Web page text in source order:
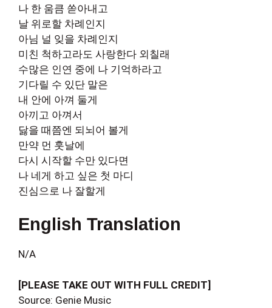
나 한 움큼 쏟아내고
날 위로할 차례인지
아님 널 잊을 차례인지
미친 척하고라도 사랑한다 외칠래
수많은 인연 중에 나 기억하라고
기다릴 수 있단 말은
내 안에 아껴 둘게
아끼고 아껴서
닳을 때쯤엔 되뇌어 볼게
만약 먼 훗날에
다시 시작할 수만 있다면
나 네게 하고 싶은 첫 마디
진심으로 나 잘할게
English Translation
N/A
[PLEASE TAKE OUT WITH FULL CREDIT]
Source: Genie Music